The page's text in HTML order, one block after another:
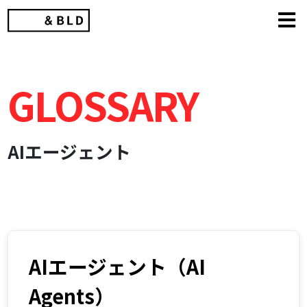
Skip
content
GLOSSARY
AIエージェント
AIエージェント（AI
Agents）